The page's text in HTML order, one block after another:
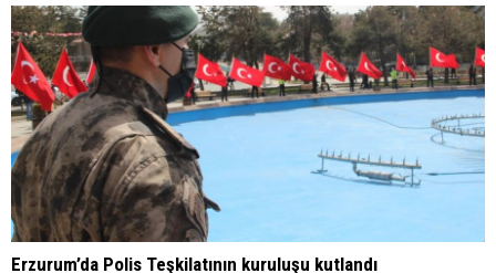
Erzurum’da Polis Teşkilatının kuruluşu kutlandı